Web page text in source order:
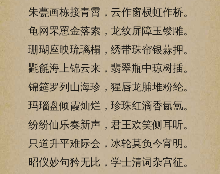
朱甍画栋接青霄，云作窗棂虹作桥。
龟网罘罳金落索，龙纹屏障玉镂雕。
珊瑚座映琉璃榻，绣带珠帘银蒜押。
氍毹海上锦云来，翡翠瓶中琼树插。
锦筵罗列山海珍，猩唇龙脯堆粉纶。
玛瑙盘倾霞灿烂，珍珠红滴香氤氲。
纷纷仙乐奏新声，君王欢笑侧耳听。
只道升平难际会，冰轮莫负今宵明。
昭仪妙句矜无比，学士清词杂宫征。